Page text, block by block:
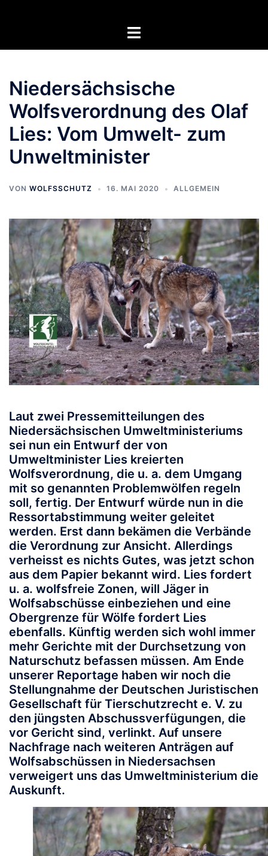
Menü
Niedersächsische
Wolfsverordnung des Olaf
Lies: Vom Umwelt- zum
Unweltminister
VON WOLFSSCHUTZ 16. MAI 2020 ALLGEMEIN
Laut zwei Pressemitteilungen des
Niedersächsischen Umweltministeriums
sei nun ein Entwurf der von
Umweltminister Lies kreierten
Wolfsverordnung, die u. a. dem Umgang
mit so genannten Problemwölfen regeln
soll, fertig. Der Entwurf würde nun in die
Ressortabstimmung weiter geleitet
werden. Erst dann bekämen die Verbände
die Verordnung zur Ansicht. Allerdings
verheisst es nichts Gutes, was jetzt schon
aus dem Papier bekannt wird. Lies fordert
u. a. wolfsfreie Zonen, will Jäger in
Wolfsabschüsse einbeziehen und eine
Obergrenze für Wölfe fordert Lies
ebenfalls. Künftig werden sich wohl immer
mehr Gerichte mit der Durchsetzung von
Naturschutz befassen müssen. Am Ende
unserer Reportage haben wir noch die
Stellungnahme der Deutschen Juristischen
Gesellschaft für Tierschutzrecht e. V. zu
den jüngsten Abschussverfügungen, die
vor Gericht sind, verlinkt. Auf unsere
Nachfrage nach weiteren Anträgen auf
Wolfsabschüssen in Niedersachsen
verweigert uns das Umweltministerium die
Auskunft.